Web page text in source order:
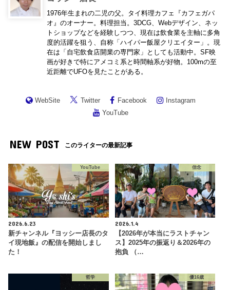
1976年生まれの二児の父。タイ料理カフェ『カフェガパ
オ』のオーナー。料理担当。3DCG、Webデザイン、ネッ
トショップなどを経験しつつ、現在は飲食業を主軸に多角
度的活躍を狙う、自称「ハイパー飯屋クリエイター」。現
在は「自宅飲食店開業の専門家」としても活動中。SF映
画が好きで特にアメコミ系と時間軸系が好物。100mの至
近距離でUFOを見たことがある。
WebSite Twitter Facebook
Instagram
YouTube
NEW POST このライターの最新記事
YouTube
2026.6.23
新チャンネル『ヨッシー店長のタ
イ現地飯』の配信を開始しまし
た！
信念
2026.1.4
【2026年が本当にラストチャン
ス】2025年の振返り＆2026年の
抱負 （…
哲学 優16歳